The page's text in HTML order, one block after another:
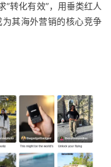
“转化有效”，用垂类红人
其海外营销的核心竞争